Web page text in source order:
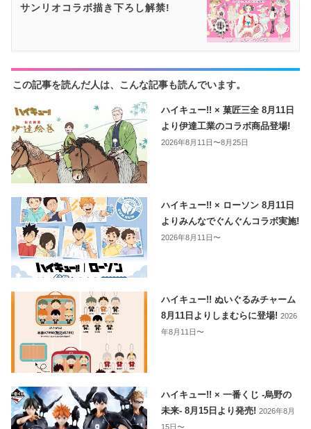
サンリオコラボ描き下ろし解禁!
この記事を読んだ人は、こんな記事も読んでいます。
ハイキュー!! × 菓匠三全 8月11日
より伊達工業のコラボ商品登場!
2026年8月11日〜8月25日
ハイキュー!! × ローソン 8月11日
よりみんなでぐんぐんコラボ実施!
2026年8月11日〜
ハイキュー!! ぬいぐるみチャーム
8月11日よりしまむらに登場!2026
年8月11日〜
ハイキュー!! × 一番くじ -烏野の
未来- 8月15日より発売!2026年8月
15日〜